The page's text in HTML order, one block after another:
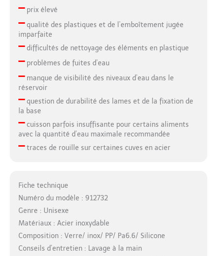
–prix élevé
–qualité des plastiques et de l’emboîtement jugée
imparfaite
–difficultés de nettoyage des éléments en plastique
–problèmes de fuites d’eau
–manque de visibilité des niveaux d’eau dans le
réservoir
–question de durabilité des lames et de la fixation de
la base
–cuisson parfois insuffisante pour certains aliments
avec la quantité d’eau maximale recommandée
–traces de rouille sur certaines cuves en acier
Fiche technique
Numéro du modèle : 912732
Genre : Unisexe
Matériaux : Acier inoxydable
Composition : Verre/ inox/ PP/ Pa6.6/ Silicone
Conseils d’entretien : Lavage à la main